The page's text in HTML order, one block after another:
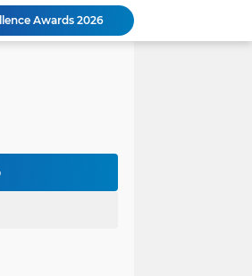
Awards 2026
Peringatan HAN 2026, Pemerintah Pusat Apresiasi Komitmen Surabaya Penuhi Hak dan Lindungi Anak
Memajukan NU